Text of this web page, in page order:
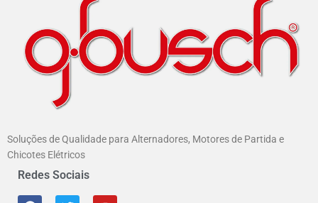
Soluções de Qualidade para Alternadores, Motores de Partida e
Chicotes Elétricos
Redes Sociais